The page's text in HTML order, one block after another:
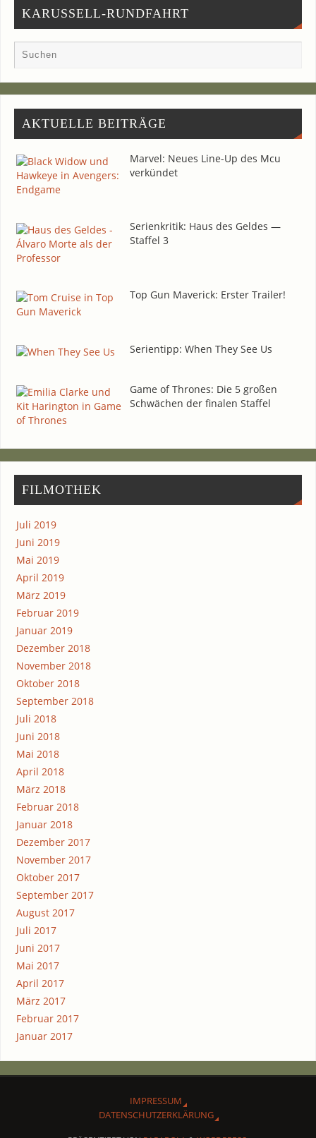
KARUSSELL-RUNDFAHRT
AKTU­EL­LE BEITRÄGE
Mar­vel: Neu­es Line-Up des Mcu
verkündet
Seri­en­kri­tik: Haus des Gel­des —
Staf­fel 3
Top Gun Maverick: Ers­ter Trailer!
Seri­en­tipp: When They See Us
Game of Thro­nes: Die 5 gro­ßen
Schwä­chen der fina­len Staffel
FIL­MO­THEK
Juli 2019
Juni 2019
Mai 2019
April 2019
März 2019
Februar 2019
Januar 2019
Dezember 2018
November 2018
Oktober 2018
September 2018
Juli 2018
Juni 2018
Mai 2018
April 2018
März 2018
Februar 2018
Januar 2018
Dezember 2017
November 2017
Oktober 2017
September 2017
August 2017
Juli 2017
Juni 2017
Mai 2017
April 2017
März 2017
Februar 2017
Januar 2017
IMPRES­SUM
DATEN­SCHUTZ­ER­KLÄ­RUNG